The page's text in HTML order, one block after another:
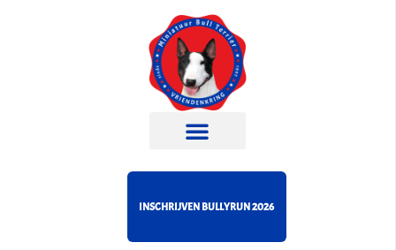
INSCHRIJVEN BULLYRUN 2026